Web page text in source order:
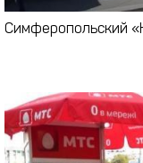
Симферопольский